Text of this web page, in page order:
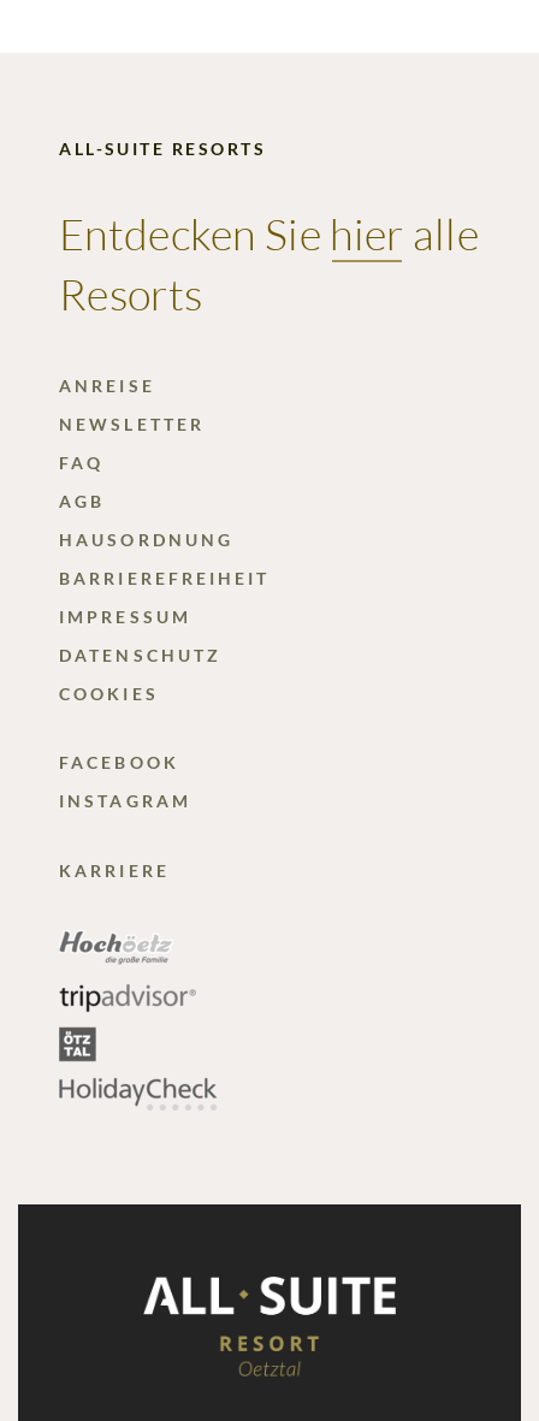
ALL-SUITE RESORTS
Entdecken Sie hier alle
Resorts
ANREISE
NEWSLETTER
FAQ
AGB
HAUSORDNUNG
BARRIEREFREIHEIT
IMPRESSUM
DATENSCHUTZ
COOKIES
FACEBOOK
INSTAGRAM
KARRIERE